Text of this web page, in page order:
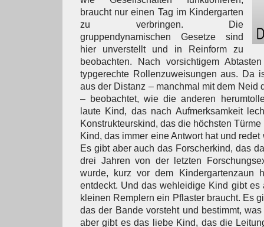
braucht nur einen Tag im Kindergarten
zu verbringen. Die
gruppendynamischen Gesetze sind
hier unverstellt und in Reinform zu
beobachten. Nach vorsichtigem
typgerechte Rollenzuweisungen aus. Da
aus der Distanz – manchmal mit dem Neid
– beobachtet, wie die anderen
laute Kind, das nach Aufmerksamkeit
Konstrukteurskind, das die höchsten
Kind, das immer eine Antwort hat und
Es gibt aber auch das Forscherkind, das
drei Jahren von der letzten
wurde, kurz vor dem Kindergartenzaun
entdeckt. Und das wehleidige Kind gibt es
kleinen Remplern ein Pflaster braucht. Es
das der Bande vorsteht und bestimmt,
aber gibt es das liebe Kind, das die